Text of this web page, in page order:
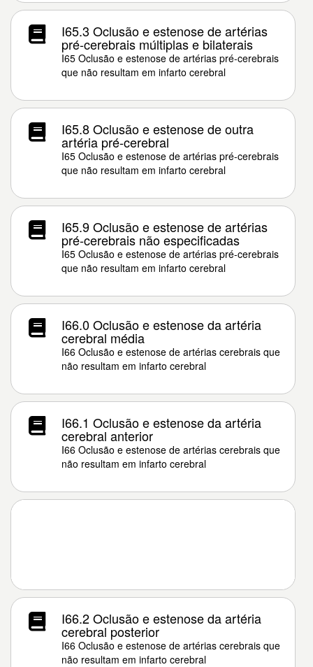
I65.3 Oclusão e estenose de artérias
pré-cerebrais múltiplas e bilaterais
I65 Oclusão e estenose de artérias pré-cerebrais
que não resultam em infarto cerebral
I65.8 Oclusão e estenose de outra
artéria pré-cerebral
I65 Oclusão e estenose de artérias pré-cerebrais
que não resultam em infarto cerebral
I65.9 Oclusão e estenose de artérias
pré-cerebrais não especificadas
I65 Oclusão e estenose de artérias pré-cerebrais
que não resultam em infarto cerebral
I66.0 Oclusão e estenose da artéria
cerebral média
I66 Oclusão e estenose de artérias cerebrais que
não resultam em infarto cerebral
I66.1 Oclusão e estenose da artéria
cerebral anterior
I66 Oclusão e estenose de artérias cerebrais que
não resultam em infarto cerebral
I66.2 Oclusão e estenose da artéria
cerebral posterior
I66 Oclusão e estenose de artérias cerebrais que
não resultam em infarto cerebral